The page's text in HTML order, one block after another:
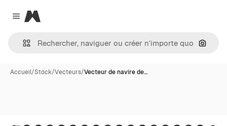
Close menu
Magnific
Accueil/Stock/Vecteurs/Vecteur de navire de…